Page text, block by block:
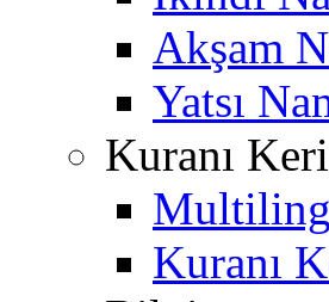
Akşam
Yatsı
Kuranı
Kuranı